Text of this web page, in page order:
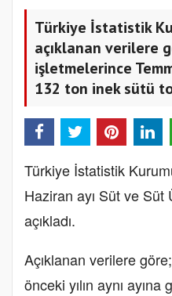
Türkiye İstatistik
açıklanan verilere
işletmelerince
132 ton inek sütü
Türkiye İstatistik
Haziran ayı Süt ve
açıkladı.
Açıklanan verilere
önceki yılın aynı